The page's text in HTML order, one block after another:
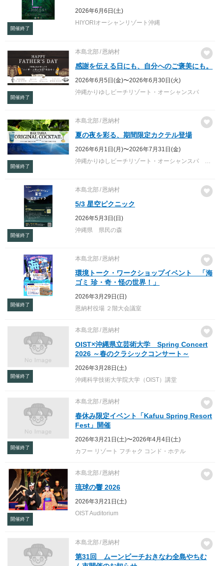
開催終了
2026年6月6日(土)
HIYORIオーシャンリゾート沖縄
開催終了
本島北部 恩納村
感謝を伝える日にも、自分へのご褒美にも。
2026年6月5日(金)〜2026年6月30日(火)
沖縄かりゆしビーチリゾート・オーシャンスパ
開催終了
本島北部 恩納村
夏の夜を彩る、期間限定カクテル登場
2026年6月1日(月)〜2026年7月31日(金)
沖縄かりゆしビーチリゾート・オーシャンスパ バーラウンジタイラ
開催終了
本島北部 恩納村
5/3 星空ピクニック
2026年5月3日(日)
沖縄県 県民の森
開催終了
本島北部 恩納村
環境トーク・ワークショップイベント 「海
ゴミ 珍・奇・怪の世界！」
2026年3月29日(日)
恩納村役場 ２階大会議室
開催終了
本島北部 恩納村
OIST×沖縄県立芸術大学 Spring Concert
2026 ～春のクラシックコンサート～
2026年3月28日(土)
沖縄科学技術大学院大学（OIST）講堂
開催終了
本島北部 恩納村
春休み限定イベント「Kafuu Spring Resort
Fest」開催
2026年3月21日(土)〜2026年4月4日(土)
カフー リゾート フチャク コンド・ホテル
開催終了
本島北部 恩納村
琉球の響 2026
2026年3月21日(土)
OIST Auditorium
本島北部 恩納村
第31回 ムーンビーチおきなわ全島やちむ